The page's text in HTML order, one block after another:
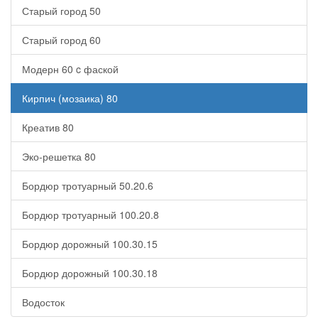
Старый город 50
Старый город 60
Модерн 60 c фаской
Кирпич (мозаика) 80
Креатив 80
Эко-решетка 80
Бордюр тротуарный 50.20.6
Бордюр тротуарный 100.20.8
Бордюр дорожный 100.30.15
Бордюр дорожный 100.30.18
Водосток